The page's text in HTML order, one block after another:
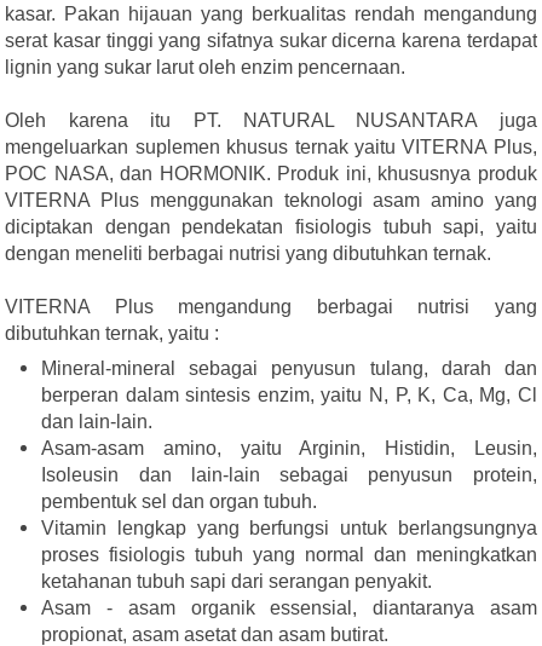
kasar. Pakan hijauan yang berkualitas rendah mengandung
serat kasar tinggi yang sifatnya sukar dicerna karena terdapat
lignin yang sukar larut oleh enzim pencernaan.
Oleh karena itu PT. NATURAL NUSANTARA juga
mengeluarkan suplemen khusus ternak yaitu VITERNA Plus,
POC NASA, dan HORMONIK. Produk ini, khususnya produk
VITERNA Plus menggunakan teknologi asam amino yang
diciptakan dengan pendekatan fisiologis tubuh sapi, yaitu
dengan meneliti berbagai nutrisi yang dibutuhkan ternak.
VITERNA Plus mengandung berbagai nutrisi yang
dibutuhkan ternak, yaitu :
Mineral-mineral sebagai penyusun tulang, darah dan
berperan dalam sintesis enzim, yaitu N, P, K, Ca, Mg, Cl
dan lain-lain.
Asam-asam amino, yaitu Arginin, Histidin, Leusin,
Isoleusin dan lain-lain sebagai penyusun protein,
pembentuk sel dan organ tubuh.
Vitamin lengkap yang berfungsi untuk berlangsungnya
proses fisiologis tubuh yang normal dan meningkatkan
ketahanan tubuh sapi dari serangan penyakit.
Asam - asam organik essensial, diantaranya asam
propionat, asam asetat dan asam butirat.